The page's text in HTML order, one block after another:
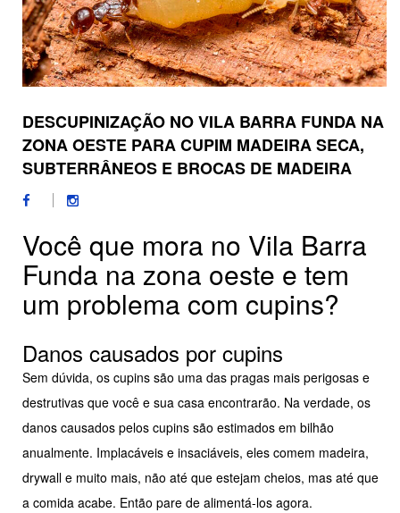
DESCUPINIZAÇÃO NO VILA BARRA FUNDA NA
ZONA OESTE PARA CUPIM MADEIRA SECA,
SUBTERRÂNEOS E BROCAS DE MADEIRA
Você que mora no Vila Barra
Funda na zona oeste e tem
um problema com cupins?
Danos causados por cupins
Sem dúvida, os cupins são uma das pragas mais perigosas e
destrutivas que você e sua casa encontrarão. Na verdade, os
danos causados pelos cupins são estimados em bilhão
anualmente. Implacáveis e insaciáveis, eles comem madeira,
drywall e muito mais, não até que estejam cheios, mas até que
a comida acabe. Então pare de alimentá-los agora.